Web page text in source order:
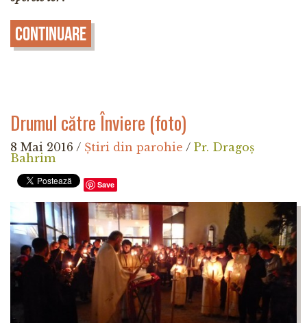
Continuare
Drumul către Înviere (foto)
8 Mai 2016 / Știri din parohie / Pr. Dragoș
Bahrim
Save